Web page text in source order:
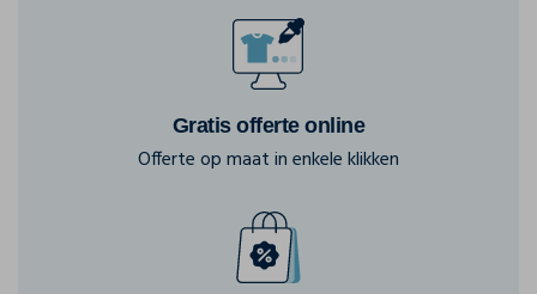
Gratis offerte online
Offerte op maat in enkele klikken